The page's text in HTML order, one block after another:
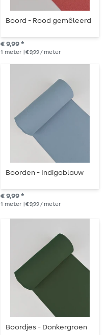
Boord - Rood gemêleerd
€ 9,99 *
1 meter | € 9,99 / meter
Boorden - Indigoblauw
€ 9,99 *
1 meter | € 9,99 / meter
Boordjes - Donkergroen